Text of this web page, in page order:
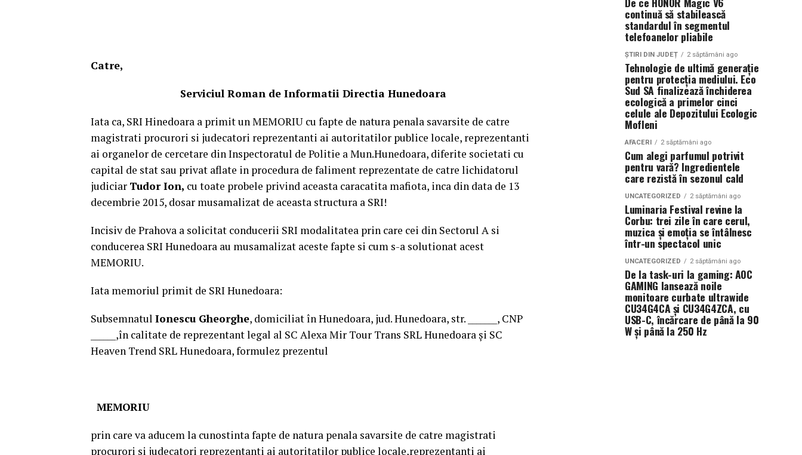
Catre,
Serviciul Roman de Informatii Directia Hunedoara
Iata ca, SRI Hinedoara a primit un MEMORIU cu fapte de natura penala savarsite de catre
magistrati procurori si judecatori reprezentanti ai autoritatilor publice locale, reprezentanti
ai organelor de cercetare din Inspectoratul de Politie a Mun.Hunedoara, diferite societati cu
capital de stat sau privat aflate in procedura de faliment reprezentate de catre lichidatorul
judiciar Tudor Ion, cu toate probele privind aceasta caracatita mafiota, inca din data de 13
decembrie 2015, dosar musamalizat de aceasta structura a SRI!
Incisiv de Prahova a solicitat conducerii SRI modalitatea prin care cei din Sectorul A si
conducerea SRI Hunedoara au musamalizat aceste fapte si cum s-a solutionat acest
MEMORIU.
Iata memoriul primit de SRI Hunedoara:
Subsemnatul Ionescu Gheorghe, domiciliat în Hunedoara, jud. Hunedoara, str. _______, CNP
______,în calitate de reprezentant legal al SC Alexa Mir Tour Trans SRL Hunedoara și SC
Heaven Trend SRL Hunedoara, formulez prezentul
MEMORIU
prin care va aducem la cunostinta fapte de natura penala savarsite de catre magistrati
procurori si judecatori reprezentanti ai autoritatilor publice locale,reprezentanti ai
continuă să stabilească
standardul în segmentul
telefoanelor pliabile
ȘTIRI DIN JUDEȚ 2 săptămâni ago
Tehnologie de ultimă generație
pentru protecția mediului. Eco
Sud SA finalizează închiderea
ecologică a primelor cinci
celule ale Depozitului Ecologic
Mofleni
AFACERI 2 săptămâni ago
Cum alegi parfumul potrivit
pentru vară? Ingredientele
care rezistă în sezonul cald
UNCATEGORIZED 2 săptămâni ago
Luminaria Festival revine la
Corbu: trei zile în care cerul,
muzica și emoția se întâlnesc
într-un spectacol unic
UNCATEGORIZED 2 săptămâni ago
De la task-uri la gaming: AOC
GAMING lansează noile
monitoare curbate ultrawide
CU34G4CA și CU34G4ZCA, cu
USB-C, încărcare de până la 90
W și până la 250 Hz